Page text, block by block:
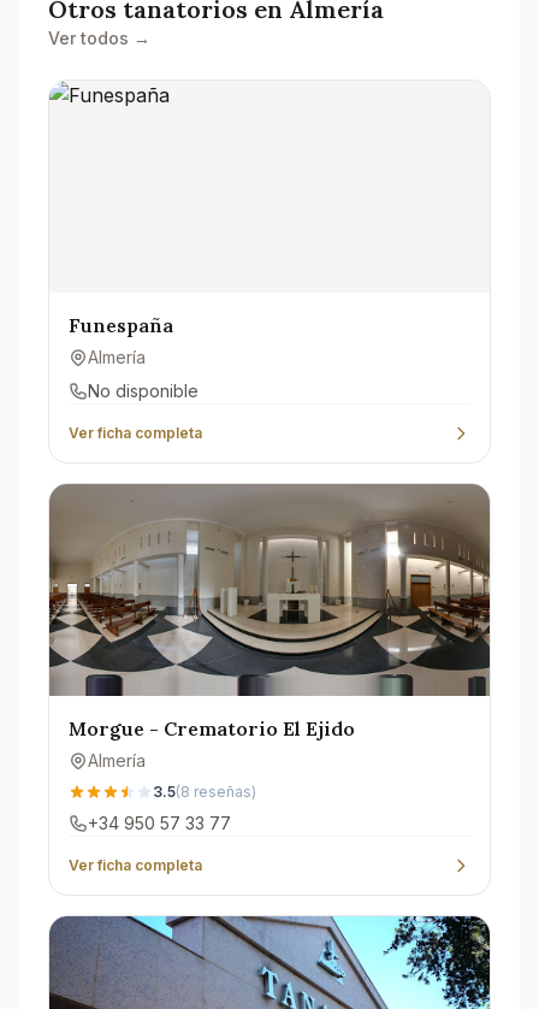
Otros tanatorios en Almería
Ver todos →
Funespaña
Almería
No disponible
Ver ficha completa
Morgue - Crematorio El Ejido
Almería
3.5(8 reseñas)
+34 950 57 33 77
Ver ficha completa